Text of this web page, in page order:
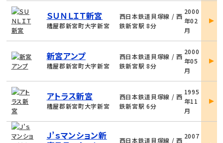
ＳＵＮＬＩＴ新宮
糟屋郡新宮町大字新宮
西日本鉄道貝塚線 / 西
鉄新宮駅 8分
2000
年02
月
詳
新宮アンプ
糟屋郡新宮町大字新宮
西日本鉄道貝塚線 / 西
鉄新宮駅 8分
2000
年05
月
詳
アトラス新宮
糟屋郡新宮町大字新宮
西日本鉄道貝塚線 / 西
鉄新宮駅 6分
1995
年11
月
詳
Ｊ’ｓマンション新
西日本鉄道貝塚線 / 西
2007